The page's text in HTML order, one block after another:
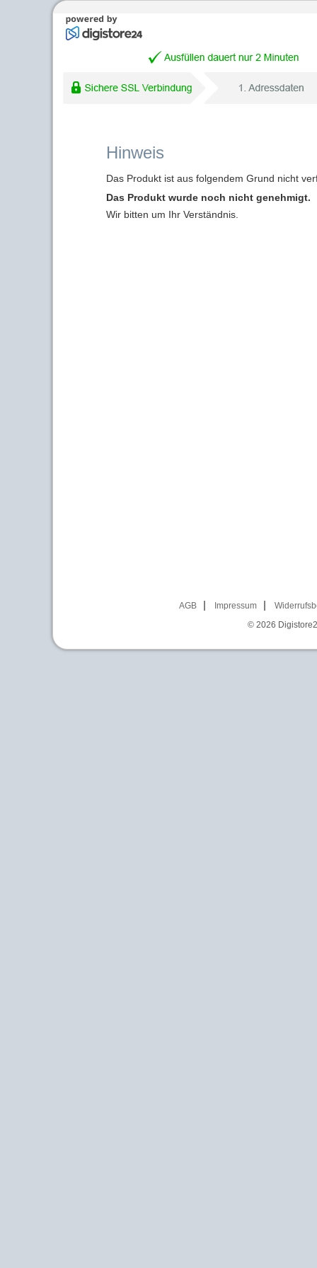
Hinweis
Das Produkt ist aus folgendem Grund nicht
Das Produkt wurde noch nicht genehmigt.
Wir bitten um Ihr Verständnis.
AGB Impressum
© 2026